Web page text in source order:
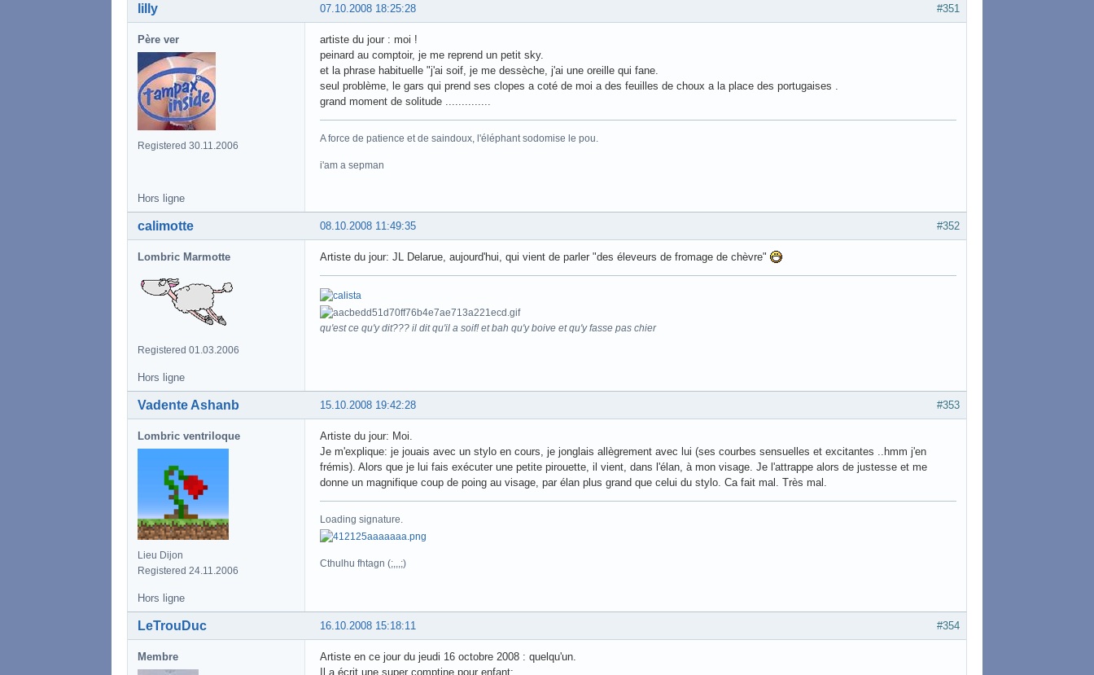
#351
07.10.2008 18:25:28
lilly
Père ver
Registered 30.11.2006
artiste du jour : moi !
peinard au comptoir, je me reprend un petit sky.
et la phrase habituelle "j'ai soif, je me dessèche, j'ai une oreille qui fane.
seul problème, le gars qui prend ses clopes a coté de moi a des feuilles de choux a la place des portugaises .
grand moment de solitude ..............
A force de patience et de saindoux, l'éléphant sodomise le pou.
i'am a sepman
Hors ligne
#352
08.10.2008 11:49:35
calimotte
Lombric Marmotte
Registered 01.03.2006
Artiste du jour: JL Delarue, aujourd'hui, qui vient de parler "des éleveurs de fromage de chèvre"
qu'est ce qu'y dit??? il dit qu'il a soif! et bah qu'y boive et qu'y fasse pas chier
Hors ligne
#353
15.10.2008 19:42:28
Vadente Ashanb
Lombric ventriloque
Lieu Dijon
Registered 24.11.2006
Artiste du jour: Moi.
Je m'explique: je jouais avec un stylo en cours, je jonglais allègrement avec lui (ses courbes sensuelles et excitantes ..hmm j'en
frémis). Alors que je lui fais exécuter une petite pirouette, il vient, dans l'élan, à mon visage. Je l'attrappe alors de justesse et me
donne un magnifique coup de poing au visage, par élan plus grand que celui du stylo. Ca fait mal. Très mal.
Loading signature.
Cthulhu fhtagn (;,,,;)
Hors ligne
#354
16.10.2008 15:18:11
LeTrouDuc
Membre
Artiste en ce jour du jeudi 16 octobre 2008 : quelqu'un.
Il a écrit une super comptine pour enfant: